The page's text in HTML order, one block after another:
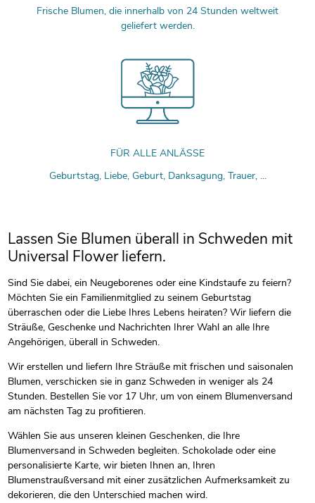
Frische Blumen, die innerhalb von 24 Stunden weltweit
geliefert werden.
FÜR ALLE ANLÄSSE
Geburtstag, Liebe, Geburt, Danksagung, Trauer, ...
Lassen Sie Blumen überall in Schweden mit
Universal Flower liefern.
Sind Sie dabei, ein Neugeborenes oder eine Kindstaufe zu feiern?
Möchten Sie ein Familienmitglied zu seinem Geburtstag
überraschen oder die Liebe Ihres Lebens heiraten? Wir liefern die
Sträuße, Geschenke und Nachrichten Ihrer Wahl an alle Ihre
Angehörigen, überall in Schweden.
Wir erstellen und liefern Ihre Sträuße mit frischen und saisonalen
Blumen, verschicken sie in ganz Schweden in weniger als 24
Stunden. Bestellen Sie vor 17 Uhr, um von einem Blumenversand
am nächsten Tag zu profitieren.
Wählen Sie aus unseren kleinen Geschenken, die Ihre
Blumenversand in Schweden begleiten. Schokolade oder eine
personalisierte Karte, wir bieten Ihnen an, Ihren
Blumenstraußversand mit einer zusätzlichen Aufmerksamkeit zu
dekorieren, die den Unterschied machen wird.